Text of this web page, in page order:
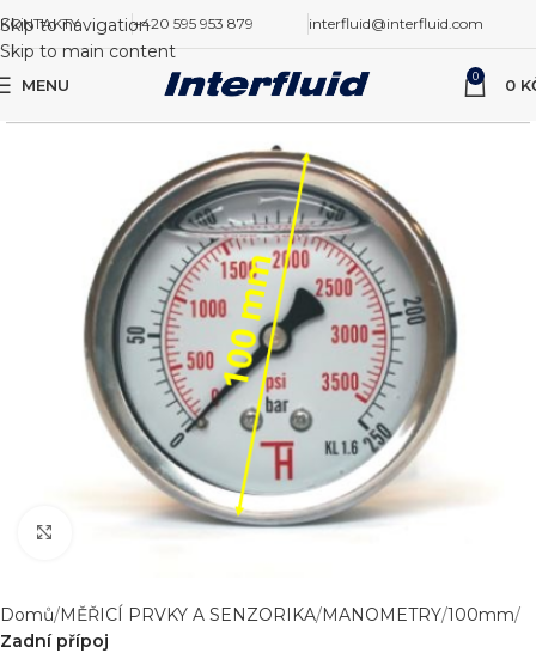
Skip to navigation
Skip to main content
KONTAKTY +420 595 953 879 interfluid@interfluid.com
MENU 0 0
Zvětšit obrázek
Domů MĚŘICÍ PRVKY A SENZORIKA MANOMETRY 100mm
Zadní přípoj